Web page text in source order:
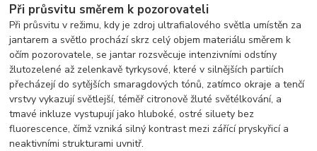
Při průsvitu směrem k pozorovateli
Při průsvitu v režimu, kdy je zdroj ultrafialového světla umístěn za
jantarem a světlo prochází skrz celý objem materiálu směrem k
očím pozorovatele, se jantar rozsvěcuje intenzivními odstíny
žlutozelené až zelenkavě tyrkysové, které v silnějších partiích
přecházejí do sytějších smaragdových tónů, zatímco okraje a tenčí
vrstvy vykazují světlejší, téměř citronově žluté světélkování, a
tmavé inkluze vystupují jako hluboké, ostré siluety bez
fluorescence, čímž vzniká silný kontrast mezi zářící pryskyřicí a
neaktivními strukturami uvnitř.